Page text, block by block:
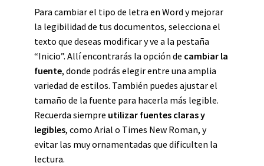
Para cambiar el tipo de letra en Word y mejorar
la legibilidad de tus documentos, selecciona el
texto que deseas modificar y ve a la pestaña
“Inicio”. Allí encontrarás la opción de cambiar la
fuente, donde podrás elegir entre una amplia
variedad de estilos. También puedes ajustar el
tamaño de la fuente para hacerla más legible.
Recuerda siempre utilizar fuentes claras y
legibles, como Arial o Times New Roman, y
evitar las muy ornamentadas que dificulten la
lectura.